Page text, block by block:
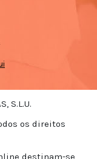
S.L.U.
os direitos
destinam-se